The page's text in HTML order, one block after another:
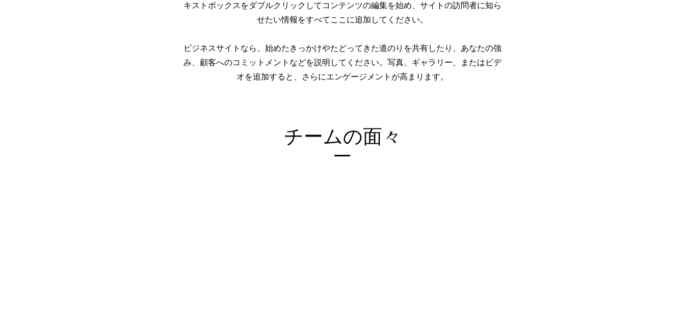
キストボックスをダブルクリックしてコンテンツの編集を始め、サイトの訪問者に知ら
せたい情報をすべてここに追加してください。
ビジネスサイトなら、始めたきっかけやたどってきた道のりを共有したり、あなたの強
み、顧客へのコミットメントなどを説明してください。写真、ギャラリー、またはビデ
オを追加すると、さらにエンゲージメントが高まります。
チームの面々